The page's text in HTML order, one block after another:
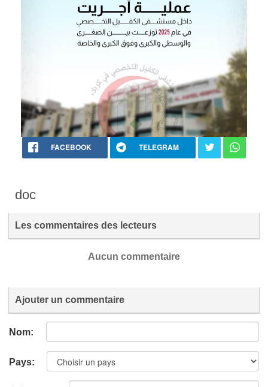
FACEBOOK TELEGRAM
doc
Les commentaires des lecteurs
Aucun commentaire
Ajouter un commentaire
Nom:
Pays: